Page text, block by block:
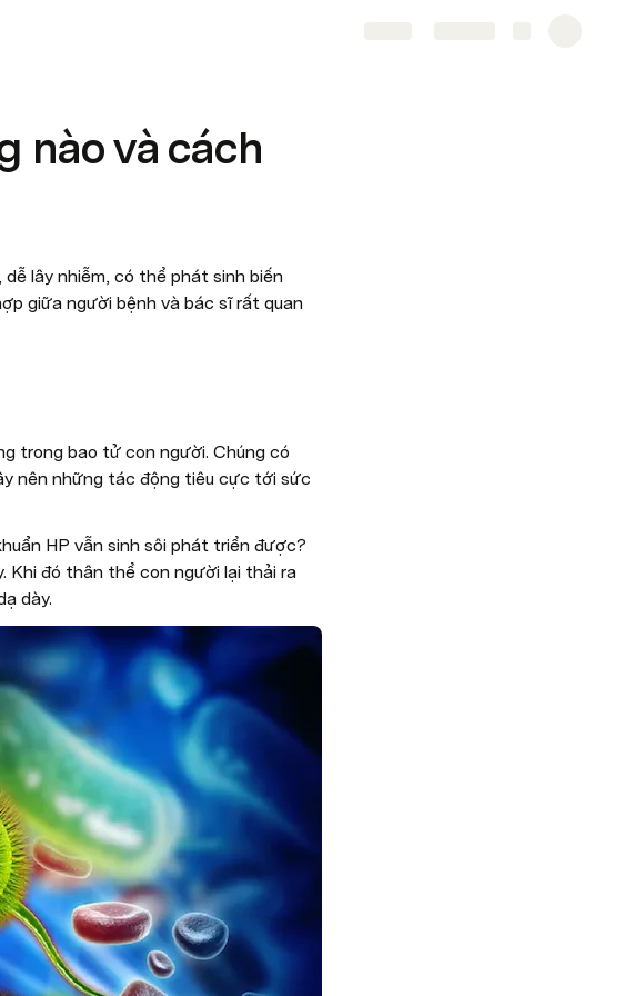
nào và cách
dễ lây nhiễm, có thể phát sinh biến
giữa người bệnh và bác sĩ rất quan
trong bao tử con người. Chúng có
nên những tác động tiêu cực tới sức
HP vẫn sinh sôi phát triển được?
Khi đó thân thể con người lại thải ra
dày.